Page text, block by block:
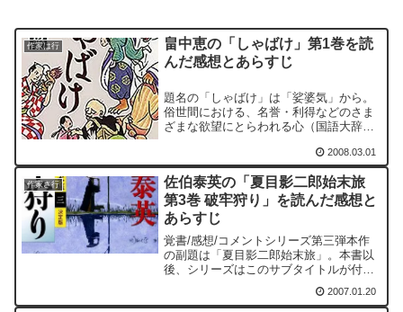
作家は行
畠中恵の「しゃばけ」第1巻を読
んだ感想とあらすじ
題名の「しゃばけ」は「娑婆気」から。
俗世間における、名誉・利得などのさま
ざまな欲望にとらわれる心（国語大辞典
2008.03.01
作家さ行
佐伯泰英の「夏目影二郎始末旅
第3巻 破牢狩り」を読んだ感想と
あらすじ
覚書/感想/コメントシリーズ第三弾本作
の副題は「夏目影二郎始末旅」。本書以
後、シリーズはこのサブタイトルが付く
しては、真犯人捜しがあげられると思
2007.01.20